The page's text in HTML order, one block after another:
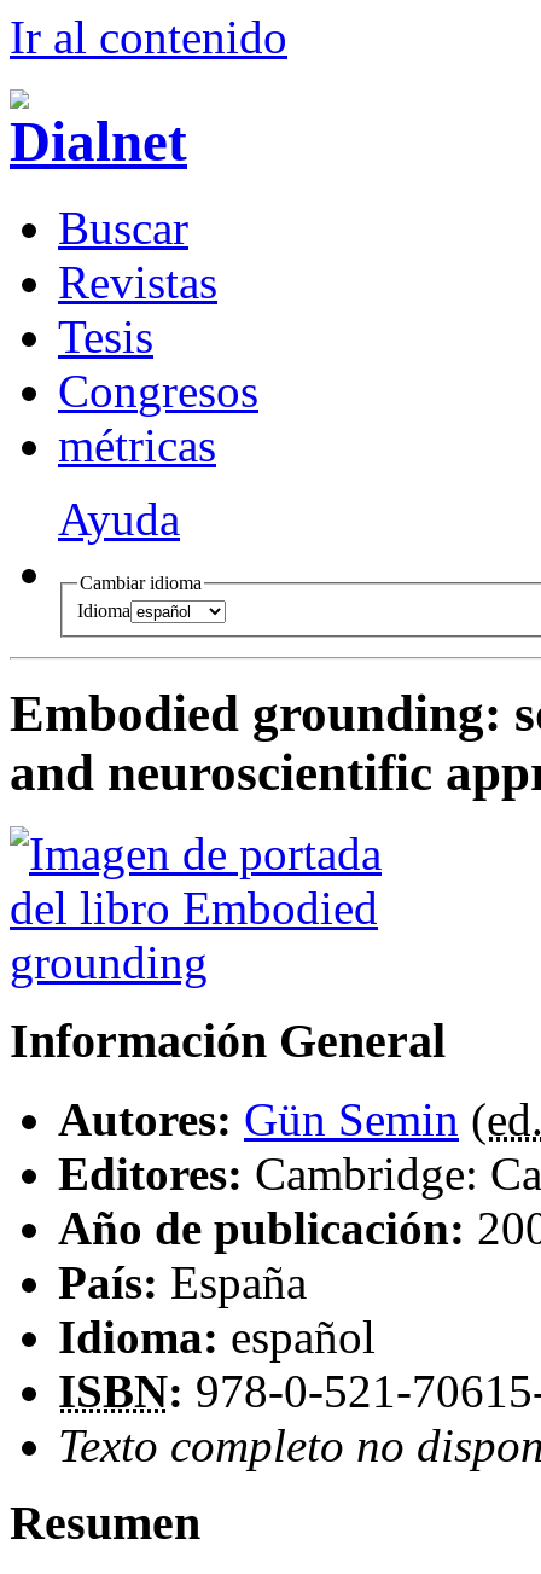
Ir al contenido
Buscar
Revistas
Tesis
Congresos
métricas
Ayuda
Cambiar idioma
Idioma
Embodied grounding:
and neuroscientific
Información General
Autores: Gün Semin (
Editores: Cambridge:
Año de publicación:
País: España
Idioma: español
ISBN: 978-0-521-
Texto completo no
Resumen